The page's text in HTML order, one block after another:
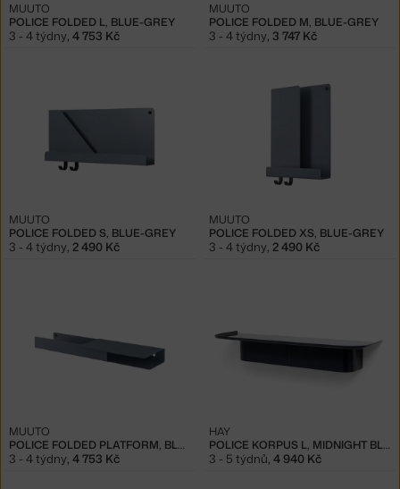
POLICE FOLDED L, BLUE-GREY
MUUTO
3 - 4 týdny 4 753 Kč
POLICE FOLDED M, BLUE-GREY
MUUTO
3 - 4 týdny 3 747 Kč
POLICE FOLDED S, BLUE-GREY
MUUTO
3 - 4 týdny, 2 490 Kč
POLICE FOLDED XS, BLUE-GREY
MUUTO
3 - 4 týdny, 2 490 Kč
POLICE FOLDED PLATFORM, BLUE-GREY
MUUTO
3 - 4 týdny, 4 753 Kč
POLICE KORPUS L, MIDNIGHT BLUE
HAY
3 - 5 týdnů, 4 940 Kč